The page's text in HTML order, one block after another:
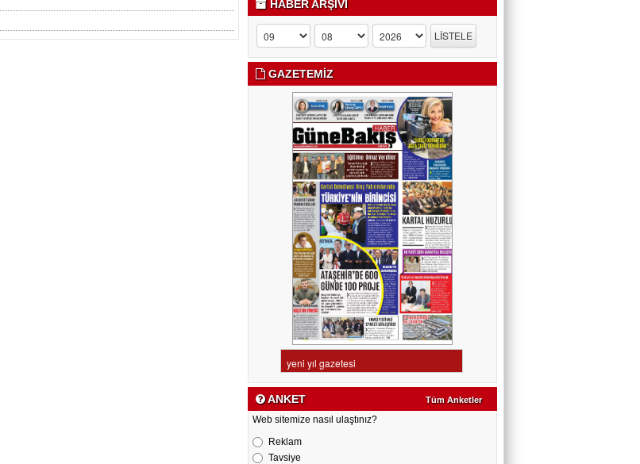
HABER ARŞİVİ
GAZETEMİZ
ANKET Tüm Anketler
Web sitemize nasıl ulaştınız?
Reklam
Tavsiye